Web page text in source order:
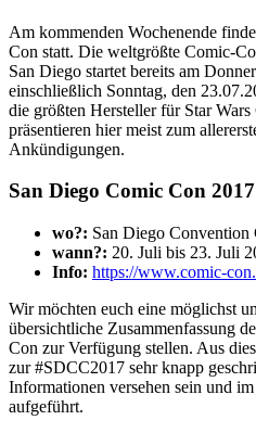
Am kommenden Wochenende
Con statt. Die weltgrößte Comic-
San Diego startet bereits am
einschließlich Sonntag, den
die größten Hersteller für Star
präsentieren hier meist zum
Ankündigungen.
San Diego Comic Con 2017
wo?: San Diego Convention
wann?: 20. Juli bis 23. Juli
Info: https://www.comic-
Wir möchten euch eine möglichst
übersichtliche Zusammenfassung
Con zur Verfügung stellen. Aus
zur #SDCC2017 sehr knapp
Informationen versehen sein und
aufgeführt.